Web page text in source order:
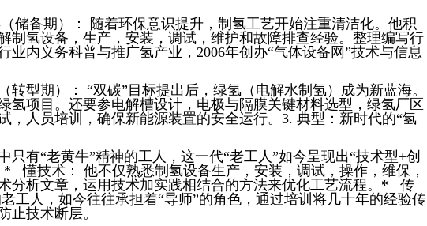
（储备期）： 随着环保意识提升，制氢工艺开始注重清洁化。他积
制氢设备，生产，安装，调试，维护和故障排查经验。整理编写行
业内义务科普与推广氢产业，2006年创办“气体设备网”技术与信息
转型期）： “双碳”目标提出后，绿氢（电解水制氢）成为新蓝海。
氢项目。还要参电解槽设计，电极与隔膜关键材料选型，绿氢厂区
，人员培训，确保新能源装置的安全运行。3. 典型：新时代的“氢
只有“老黄牛”精神的工人，这一代“老工人”如今呈现出“技术型+创
* 懂技术： 他不仅熟悉制氢设备生产，安装，调试，操作，维保，
分析文章，运用技术加实践相结合的方法来优化工艺流程。* 传
工人，如今往往承担着“导师”的角色，通过培训将几十年的经验传
止技术断层。